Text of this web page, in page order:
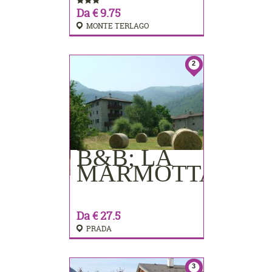
Da € 9.75
MONTE TERLAGO
2
B&B; LA
MARMOTTA
Da € 27.5
PRADA
PRENOTA
3